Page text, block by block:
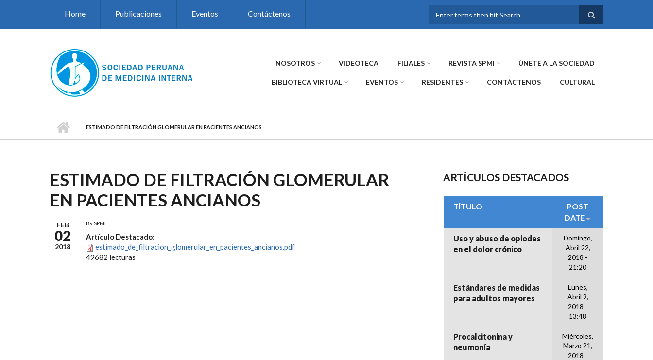
Home Publicaciones Eventos Contáctenos
FORMULARIO DE
NOSOTROS VIDEOTECA FILIALES REVISTA SPMI ÚNETE A LA SOCIEDAD
BIBLIOTECA VIRTUAL EVENTOS RESIDENTES CONTÁCTENOS CULTURAL
ESTIMADO DE FILTRACIÓN GLOMERULAR EN PACIENTES ANCIANOS
ESTIMADO DE FILTRACIÓN GLOMERULAR
EN PACIENTES ANCIANOS
FEB
02
2018
BySPMI
Artículo Destacado:
estimado_de_filtracion_glomerular_en_pacientes_ancianos.pdf
49682 lecturas
ARTÍCULOS DESTACADOS
TÍTULO
POST
DATE
Uso y abuso de opiodes
en el dolor crónico
Domingo,
Abril 22,
2018 -
21:20
Estándares de medidas
para adultos mayores
Lunes,
Abril 9,
2018 -
13:48
Procalcitonina y
neumonía
Miércoles,
Marzo 21,
2018 -